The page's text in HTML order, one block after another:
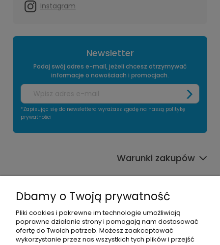
Instagram
Newsletter
Podaj swój adres e-mail, jeżeli chcesz otrzymywać
informacje o nowościach i promocjach.
*Zapisując się do newslettera wyrażasz zgodę na naszą politykę
prywatności
Warunki zakupów
Informacje o sklepie
Moje konto
Pomoc
Dbamy o Twoją prywatność
Pliki cookies i pokrewne im technologie umożliwiają
poprawne działanie strony i pomagają nam dostosować
ofertę do Twoich potrzeb. Możesz zaakceptować
wykorzystanie przez nas wszystkich tych plików i przejść